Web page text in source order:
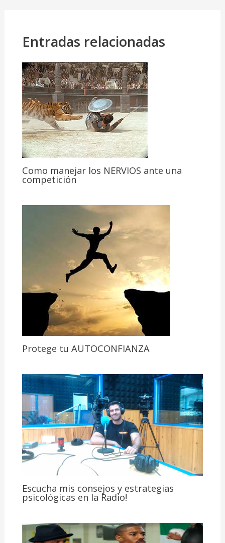
Entradas relacionadas
Como manejar los NERVIOS ante una
competición
Protege tu AUTOCONFIANZA
Escucha mis consejos y estrategias
psicológicas en la Radio!